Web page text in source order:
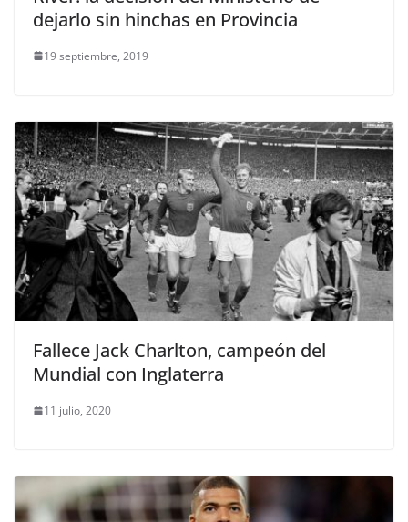
dejarlo sin hinchas en Provincia
19 septiembre, 2019
Fallece Jack Charlton, campeón del
Mundial con Inglaterra
11 julio, 2020